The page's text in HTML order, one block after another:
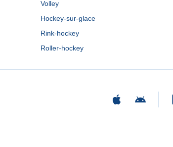
Volley
Hockey-sur-glace
Rink-hockey
Roller-hockey